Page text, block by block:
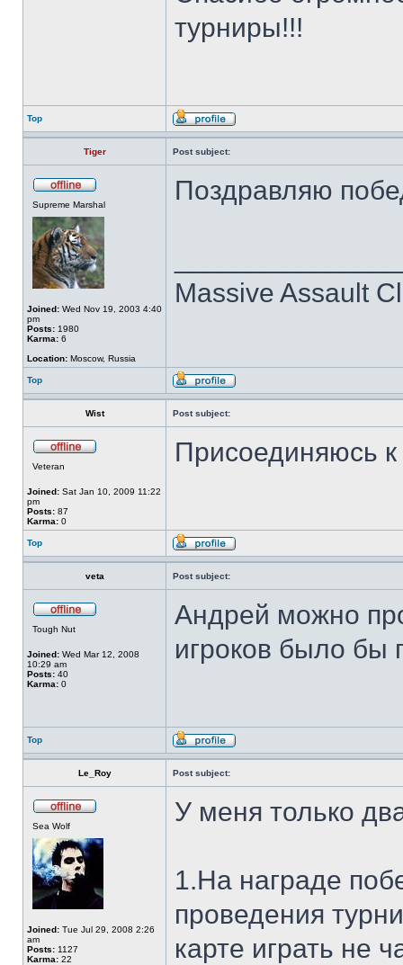
турниры!!!
Top
Tiger Post subject:
Supreme Marshal
Joined: Wed Nov 19, 2003 4:40
pm
Posts: 1980
Karma: 6
Location: Moscow, Russia
Поздравляю
Massive Assault
Top
Wist Post subject:
Veteran
Joined: Sat Jan 10, 2009 11:22
pm
Posts: 87
Karma: 0
Присоединяюсь
Top
veta Post subject:
Tough Nut
Joined: Wed Mar 12, 2008
10:29 am
Posts: 40
Karma: 0
Андрей можно
игроков было бы
Top
Le_Roy Post subject:
Sea Wolf
Joined: Tue Jul 29, 2008 2:26
am
Posts: 1127
Karma: 22
У меня только
1.На награде
проведения
карте играть не